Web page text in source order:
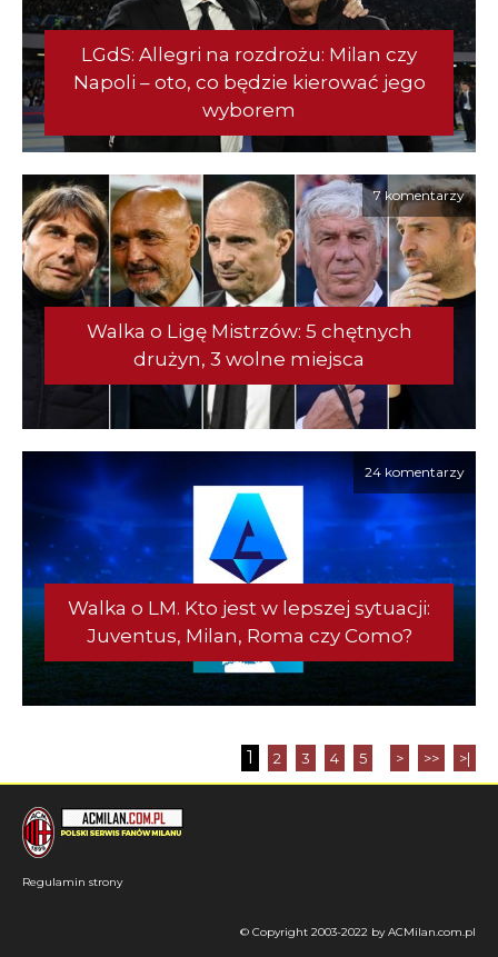
LGdS: Allegri na rozdrożu: Milan czy
Napoli – oto, co będzie kierować jego
wyborem
7 komentarzy
Walka o Ligę Mistrzów: 5 chętnych
drużyn, 3 wolne miejsca
24 komentarzy
Walka o LM. Kto jest w lepszej sytuacji:
Juventus, Milan, Roma czy Como?
1 2 3 4 5 > >> >|
Regulamin strony
© Copyright 2003-2022 by ACMilan.com.pl